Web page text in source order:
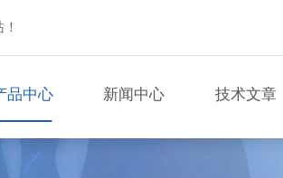
品中心 新闻中心 技术文章